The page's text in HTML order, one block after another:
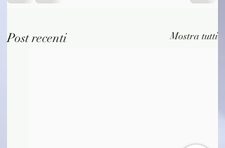
Post recenti Mostra tutti